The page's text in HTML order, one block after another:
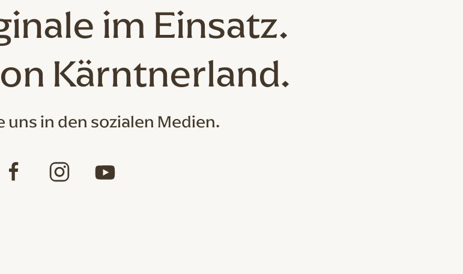
im Einsatz.
Kärntnerland.
uns in den sozialen Medien.